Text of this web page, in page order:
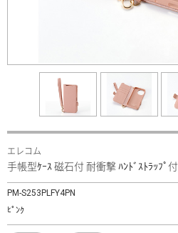
エレコム
手帳型ｹｰｽ 磁石付 耐衝撃 ﾊﾝﾄﾞｽﾄﾗｯﾌﾟ付
PM-S253PLFY4PN
ﾋﾟﾝｸ